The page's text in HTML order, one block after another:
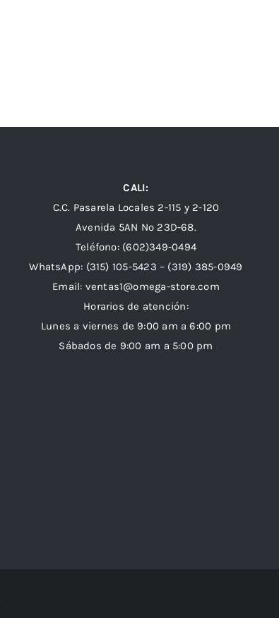
CALI:
C.C. Pasarela Locales 2-115 y 2-120
Avenida 5AN Nº 23D-68.
Teléfono: (602)349-0494
WhatsApp: (315) 105-5423 – (319) 385-0949
Email: ventas1@omega-store.com
Horarios de atención:
Lunes a viernes de 9:00 am a 6:00 pm
Sábados de 9:00 am a 5:00 pm